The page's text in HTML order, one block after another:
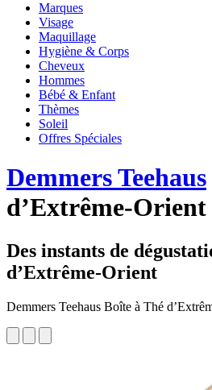
Marques
Visage
Maquillage
Hygiène & Corps
Cheveux
Hommes
Bébé & Enfant
Thèmes
Soleil
Offres Spéciales
Demmers Teehaus
d’Extrême-Orient
Des instants de
d’Extrême-Orient
Demmers Teehaus Boîte à Thé